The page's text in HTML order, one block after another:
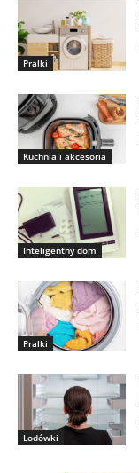
Pralki
Kuchnia i akcesoria
Inteligentny dom
Pralki
Lodówki